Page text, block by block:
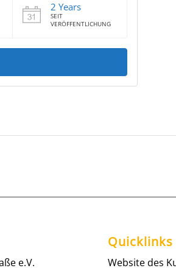
2 Years
SEIT
VERÖFFENTLICHUNG
e.V.
Quicklinks
Website des